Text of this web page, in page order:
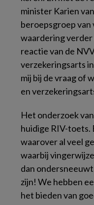
minister Karien
beroepsgroep
waardering
reactie van de
verzekeringsarts
mij bij de vraag of
en
Het onderzoek
huidige RIV-toets.
waarover al veel
waarbij
dan
zijn! We hebben
het bieden van